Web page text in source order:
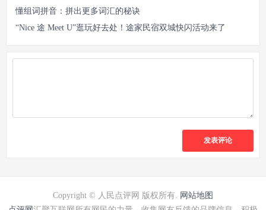
懂组词拼音：拼出更多词汇的秘诀
“Nice 途 Meet U”逛玩好去处！途家民宿双城快闪活动来了
发表评论
Copyright © 人民点评网 版权所有. 网站地图